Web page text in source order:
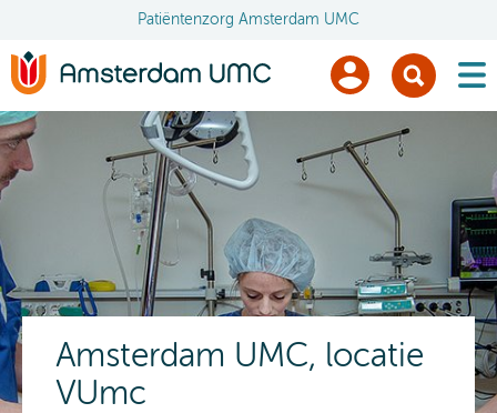
Patiëntenzorg Amsterdam UMC
Amsterdam UMC, locatie
VUmc